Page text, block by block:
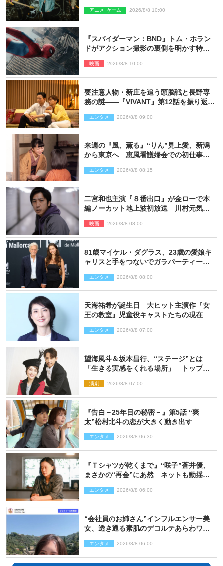
アニメ･ゲーム 2026/8/8 10:00
『スパイダーマン：BND』トム・ホラン
ドがアクション撮影の裏側を明かす特別
映画 2026/8/8 10:00
要注意人物・新庄を追う頭脳戦と長野専
務の謎――『VIVANT』第12話を振り返
エンタメ 2026/8/8 09:00
来週の『風、薫る』“りん”見上愛、新潟
から東京へ 恵風看護婦会での初仕事に
エンタメ 2026/8/8 08:15
二宮和也主演『８番出口』が金ローで本
編ノーカット地上波初放送 川村元気監
映画 2026/8/8 08:00
81歳マイケル・ダグラス、23歳の愛娘キ
ャリスと手をつないでガラパーティーに
エンタメ 2026/8/8 08:00
天海祐希が誕生日 大ヒット主演作『女
王の教室』児童役キャストたちの現在
エンタメ 2026/8/8 07:00
望海風斗＆坂本昌行、“ステージ”とは
「生きる実感をくれる場所」 トップを
演劇 2026/8/8 07:00
『告白－25年目の秘密－』第5話 “爽
太”松村北斗の恋が大きく動き出す
エンタメ 2026/8/8 06:30
『Ｔシャツが乾くまで』“咲子”蒼井優、
まさかの“再会”にあ然 ネットも動揺
レあり）
エンタメ 2026/8/8 06:00
“会社員のお姉さん”インフルエンサー美
女、透き通る素肌のデコルテあらわワン
エンタメ 2026/8/8 06:00